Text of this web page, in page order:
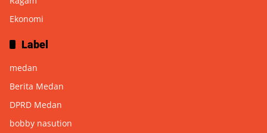
Ekonomi
Label
medan
Berita Medan
DPRD Medan
bobby nasution